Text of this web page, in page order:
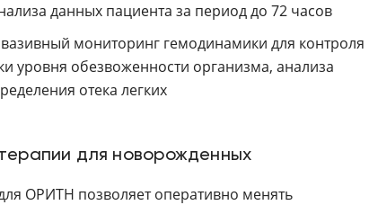
данных пациента за период до 72 часов
мониторинг гемодинамики для контроля
уровня обезвоженности организма, анализа
отека легких
для новорожденных
ОРИТН позволяет оперативно менять